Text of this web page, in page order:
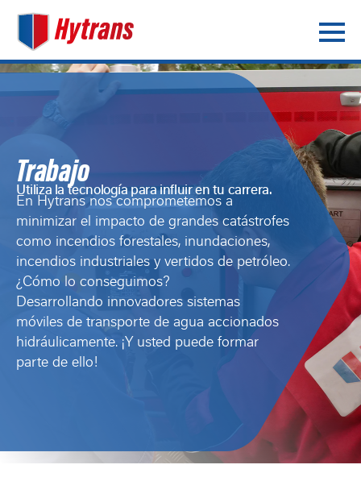
Trabajo
Utiliza la tecnología para influir en tu carrera.
En Hytrans nos comprometemos a
minimizar el impacto de grandes catástrofes
como incendios forestales, inundaciones,
incendios industriales y vertidos de petróleo.
¿Cómo lo conseguimos?
Desarrollando innovadores sistemas
móviles de transporte de agua accionados
hidráulicamente. ¡Y usted puede formar
parte de ello!